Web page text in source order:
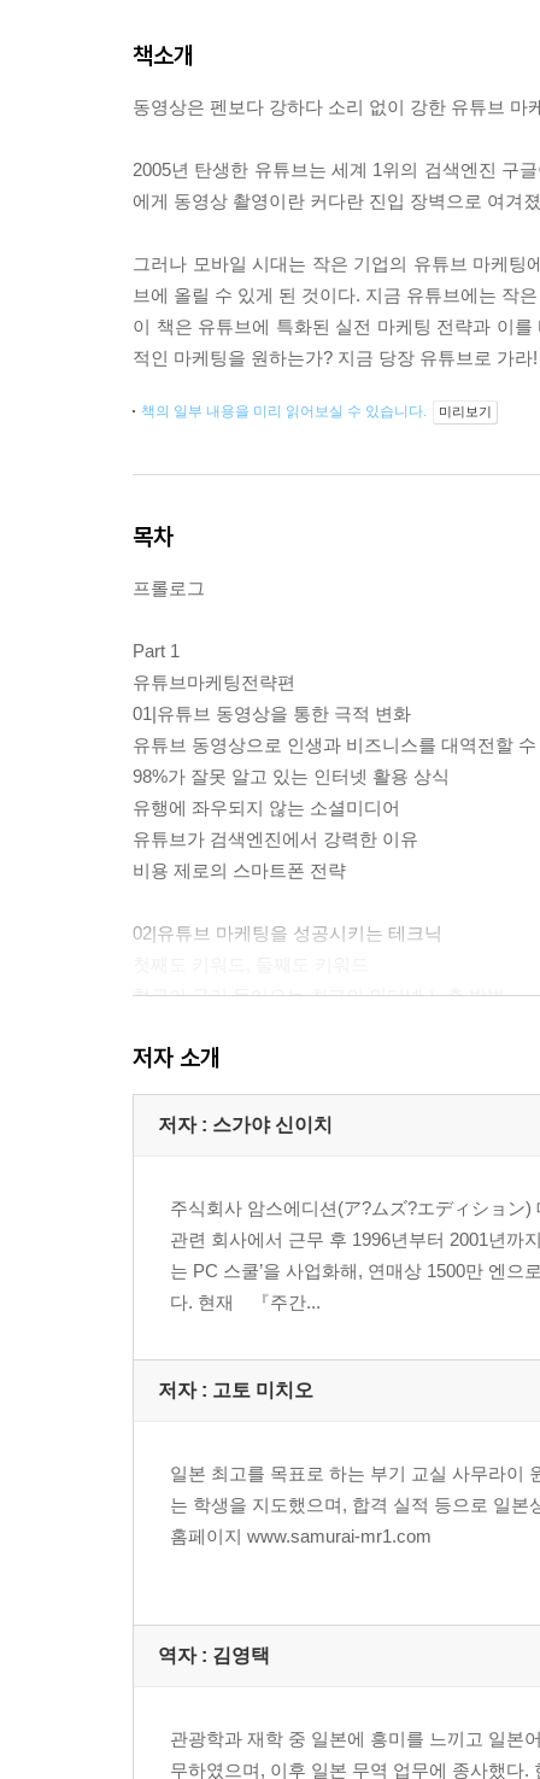
책소개
동영상은 펜보다 강하다 소리 없이 강한 유튜브 마
2005년 탄생한 유튜브는 세계 1위의 검색엔진 구
에게 동영상 촬영이란 커다란 진입 장벽으로 여겨
그러나 모바일 시대는 작은 기업의 유튜브 마케
브에 올릴 수 있게 된 것이다. 지금 유튜브에는 작
이 책은 유튜브에 특화된 실전 마케팅 전략과 이
적인 마케팅을 원하는가? 지금 당장 유튜브로 가라!
책의 일부 내용을 미리 읽어보실 수 있습니다. 미리보기
목차
프롤로그
Part 1
유튜브마케팅전략편
01|유튜브 동영상을 통한 극적 변화
유튜브 동영상으로 인생과 비즈니스를 대역전할
98%가 잘못 알고 있는 인터넷 활용 상식
유행에 좌우되지 않는 소셜미디어
유튜브가 검색엔진에서 강력한 이유
비용 제로의 스마트폰 전략
02|유튜브 마케팅을 성공시키는 테크닉
현금이 굴러 들어오는 최고의 인터넷 노출 방법
경쟁에서 10배의 차이를 만드는 행동력과 계획성
03|사례로 배우는 유튜브 전략
라이벌을 뛰어넘은 도장 회사
도산 직전, 3억 엔을 벌게 된 기계 판매 회사
유튜브 동영상 업로드 1개월 만에 NHK TV 출연 낚
04|인생 대역전, 업계 NO.1!
당신도 이제는 준 연예인
당신의 가치를 올릴 수 있는 유튜브
창업기의 비즈니스 스토리
SNS 활용기의 비즈니스 스토리
타이틀의 중요성
저자 소개
저자 : 스가야 신이치
주식회사 암스에디션(ア?ムズ?エディション
관련 회사에서 근무 후 1996년부터 2001년
는 PC 스쿨’을 사업화해, 연매상 1500만 엔
다. 현재 『주간...
저자 : 고토 미치오
일본 최고를 목표로 하는 부기 교실 사무라
는 학생을 지도했으며, 합격 실적 등으로 일
홈페이지 www.samurai-mr1.com
역자 : 김영택
관광학과 재학 중 일본에 흥미를 느끼고 일본
무하였으며, 이후 일본 무역 업무에 종사했다